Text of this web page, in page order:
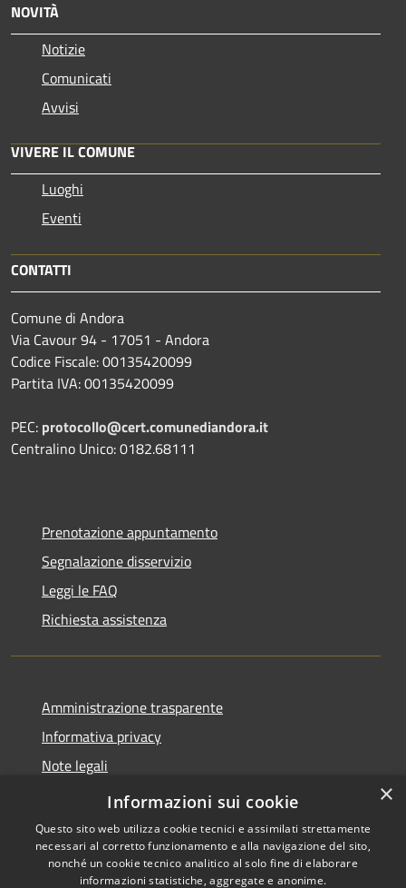
NOVITÀ
Notizie
Comunicati
Avvisi
VIVERE IL COMUNE
Luoghi
Eventi
CONTATTI
Comune di Andora
Via Cavour 94 - 17051 - Andora
Codice Fiscale: 00135420099
Partita IVA: 00135420099
PEC: protocollo@cert.comunediandora.it
Centralino Unico: 0182.68111
Prenotazione appuntamento
Segnalazione disservizio
Leggi le FAQ
Richiesta assistenza
Amministrazione trasparente
Informativa privacy
Note legali
Dichiarazione di accessibilità
×
Informazioni sui cookie
Questo sito web utilizza cookie tecnici e assimilati strettamente
necessari al corretto funzionamento e alla navigazione del sito,
nonché un cookie tecnico analitico al solo fine di elaborare
informazioni statistiche, aggregate e anonime.